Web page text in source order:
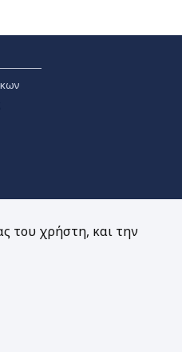
του χρήστη, και την